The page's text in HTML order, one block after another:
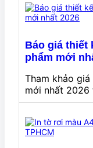
Báo giá thiết
phẩm mới
Tham khảo
mới nhất